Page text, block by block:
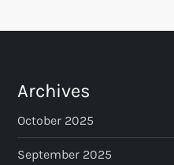
Archives
October 2025
September 2025